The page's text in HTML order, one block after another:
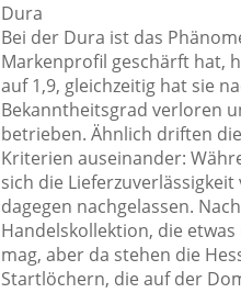
Dura
Bei der Dura ist das
Markenprofil geschärft hat,
auf 1,9, gleichzeitig hat sie
Bekanntheitsgrad verloren
betrieben. Ähnlich driften
Kriterien auseinander:
sich die
dagegen nachgelassen.
Handelskollektion, die
mag, aber da stehen die
Startlöchern, die auf der